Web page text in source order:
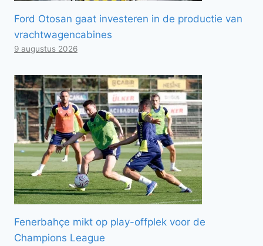
Ford Otosan gaat investeren in de productie van
vrachtwagencabines
9 augustus 2026
Fenerbahçe mikt op play-offplek voor de
Champions League